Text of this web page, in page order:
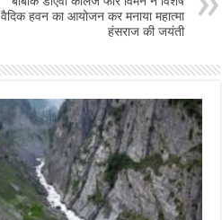
वैदिक हवन का आयोजन कर मनाया महात्मा
हंसराज की जयंती